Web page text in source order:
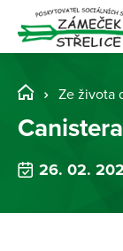
Ze života
26. 02.